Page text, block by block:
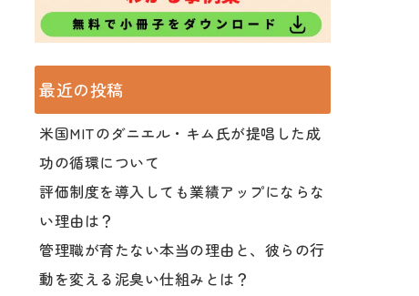
最近の投稿
米国MITのダニエル・キム氏が提唱した成
功の循環について
評価制度を導入しても業績アップにならな
い理由は？
管理職が育たない本当の理由と、彼らの行
動を変える泥臭い仕組みとは？